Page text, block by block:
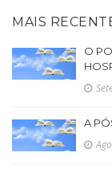
MAIS
O
A